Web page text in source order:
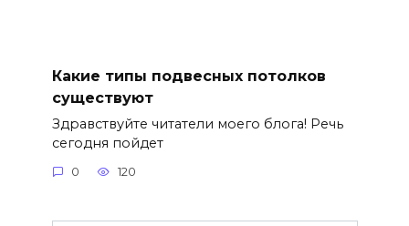
Какие типы подвесных потолков
существуют
Здравствуйте читатели моего блога! Речь
сегодня пойдет
0 120